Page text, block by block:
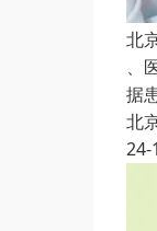
北
、
据
北
24-